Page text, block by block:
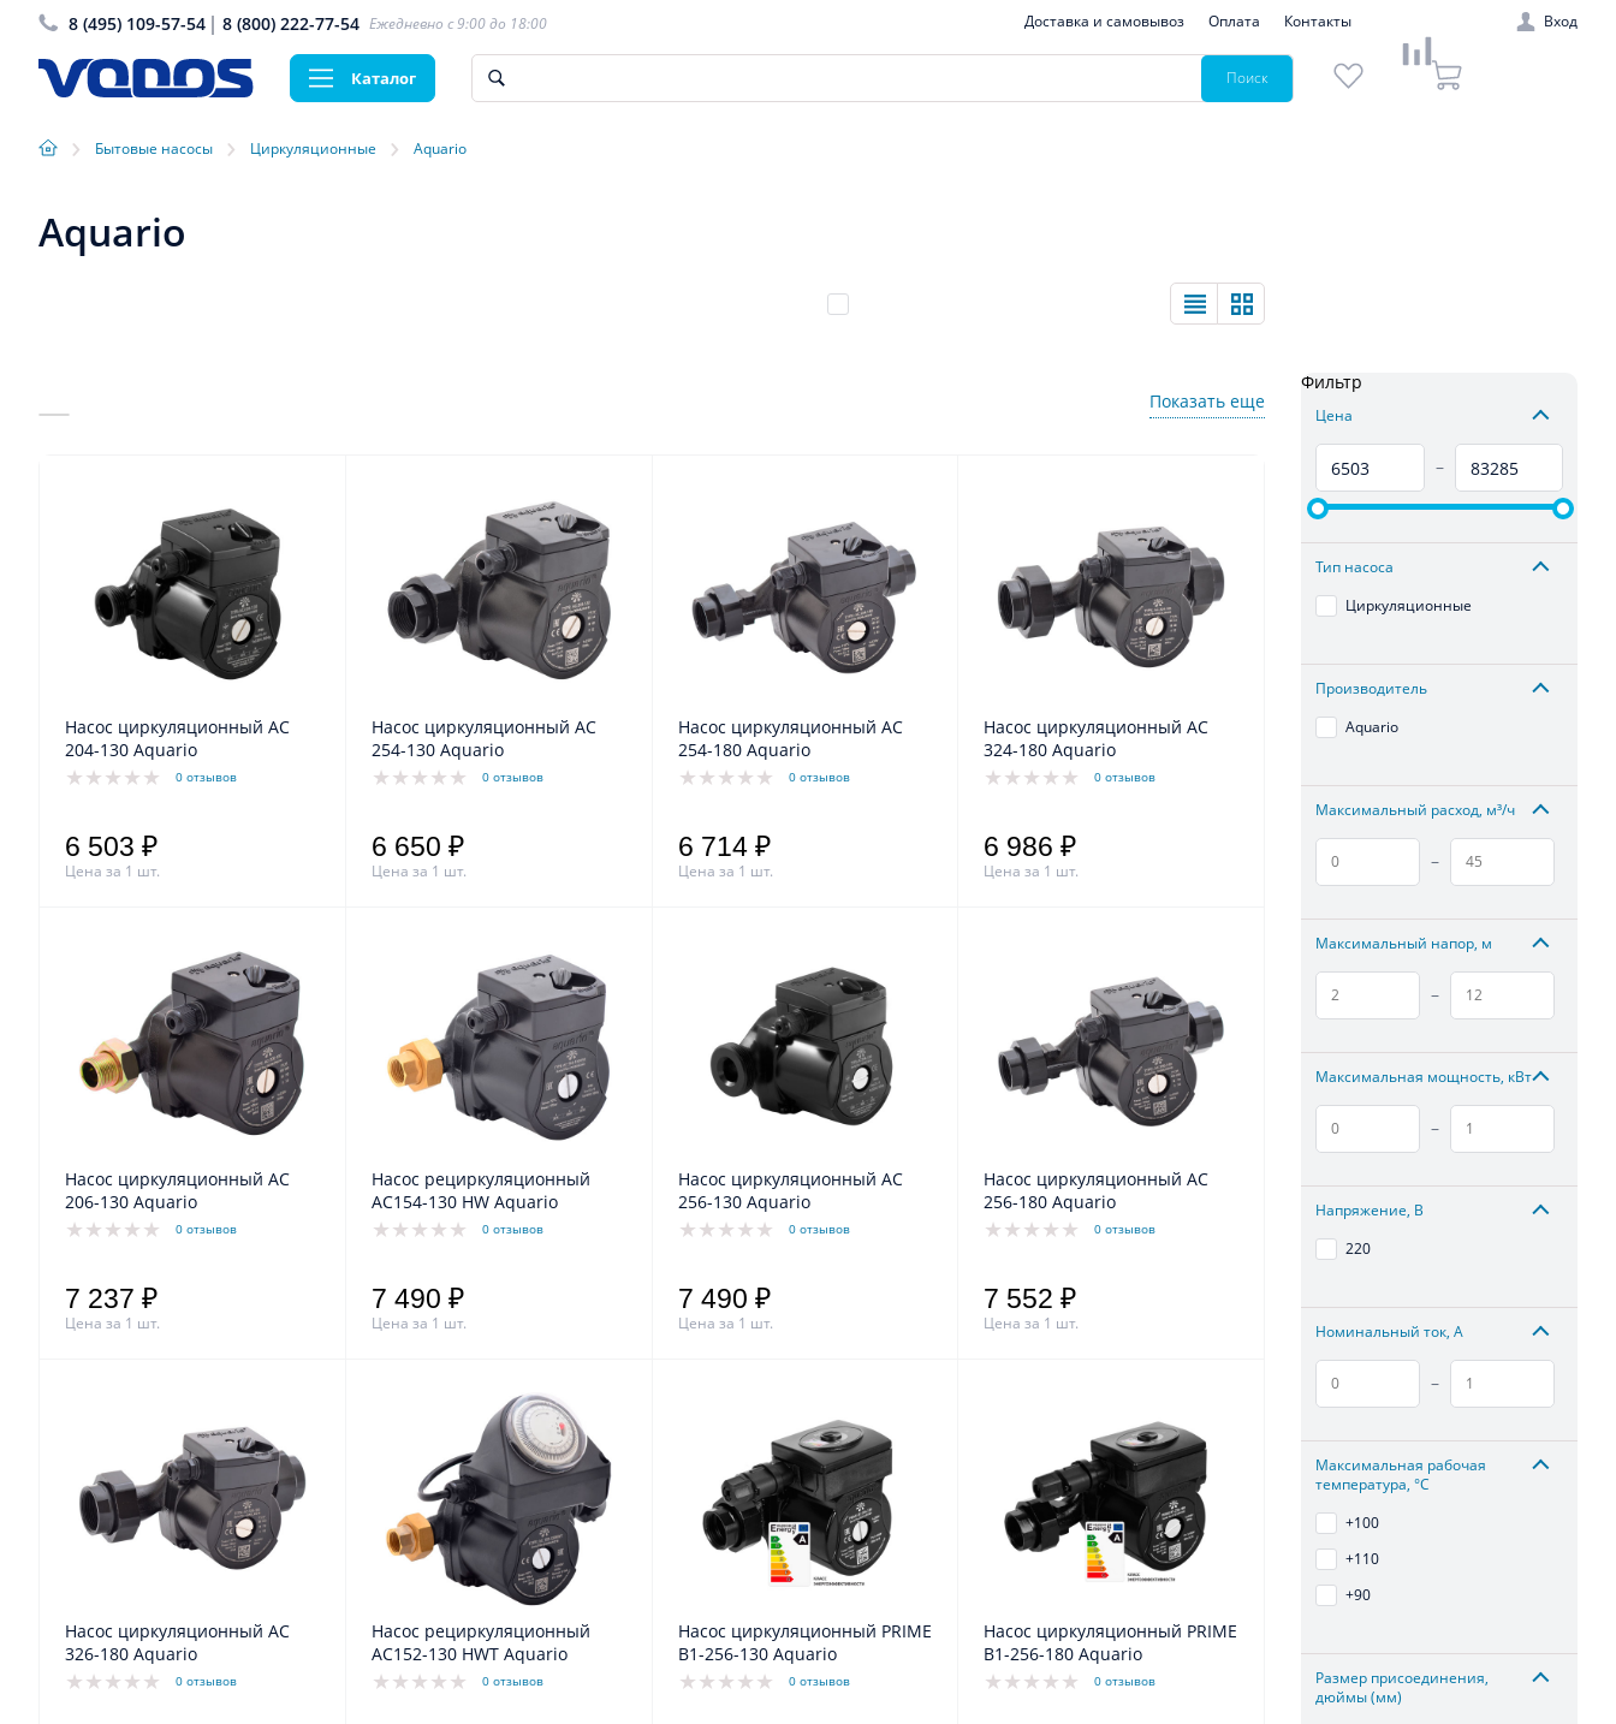
8 (495) 109-57-54 8 (800) 222-77-54 Ежедневно с 9:00 до 18:00 Доставка и самовывоз Оплата Контакты Вход
Каталог Поиск
› Бытовые насосы › Циркуляционные › Aquario
Aquario
Показать еще
Насос циркуляционный АС
204-130 Aquario
0 отзывов
6 503 ₽
Цена за 1 шт.
Насос циркуляционный АС
254-130 Aquario
0 отзывов
6 650 ₽
Цена за 1 шт.
Насос циркуляционный АС
254-180 Aquario
0 отзывов
6 714 ₽
Цена за 1 шт.
Насос циркуляционный АС
324-180 Aquario
0 отзывов
6 986 ₽
Цена за 1 шт.
Насос циркуляционный АС
206-130 Aquario
0 отзывов
7 237 ₽
Цена за 1 шт.
Насос рециркуляционный
АС154-130 HW Aquario
0 отзывов
7 490 ₽
Цена за 1 шт.
Насос циркуляционный АС
256-130 Aquario
0 отзывов
7 490 ₽
Цена за 1 шт.
Насос циркуляционный АС
256-180 Aquario
0 отзывов
7 552 ₽
Цена за 1 шт.
Насос циркуляционный АС
326-180 Aquario
0 отзывов
Насос рециркуляционный
АС152-130 HWT Aquario
0 отзывов
Насос циркуляционный PRIME
B1-256-130 Aquario
0 отзывов
Насос циркуляционный PRIME
B1-256-180 Aquario
0 отзывов
Фильтр
Цена
–
Тип насоса
Циркуляционные
Производитель
Aquario
Максимальный расход, м³/ч
–
Максимальный напор, м
–
Максимальная мощность, кВт
–
Напряжение, В
220
Номинальный ток, А
–
Максимальная рабочая
температура, °С
+100
+110
+90
Размер присоединения,
дюймы (мм)